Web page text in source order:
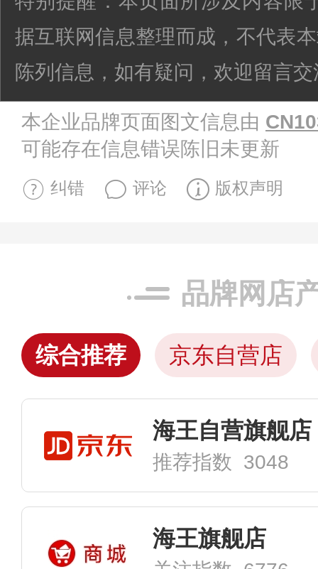
据互联网信息整理而成，不代表
陈列信息，如有疑问，欢迎留言交
本企业品牌页面图文信息由
可能存在信息错误陈旧未更新
纠错 评论 版权声明
品牌网店
综合推荐 京东自营店
海王自营旗舰店
推荐指数 3048
海王旗舰店